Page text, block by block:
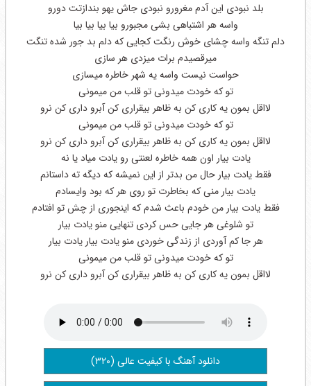
بلد نبودی این آدم مغرورو نبودی جاش یهو بندازتت دورو
واسه هر اشتباهی بشی مجبورو بیا بیا بیا بیا
دلم تنگه واسه چشای خوش رنگت کجایی که دلم بد جور شده تنگت
میرقصیدم برات میزدی هر سازی
حواست نیست واسه یه شهر خاطره میسازی
تو که خودت میدونی تو قلب من میمونی
لااقل بمون یه کاری کن به ظاهر بیقراری کن آبرو داری کن نرو
تو که خودت میدونی تو قلب من میمونی
لااقل بمون یه کاری کن به ظاهر بیقراری کن آبرو داری کن نرو
یادت بیار اون همه خاطره لعنتی رو یادت میاد یا نه
فقط یادت بیار حال من بدتر از این نمیشه که دیگه ته داستانم
یادت بیار منی که بخاطرت تو روی هر که بود وایسادم
فقط یادت بیار من خودم باعث شدم که اینجوری از چش تو افتادم
تو شلوغی هر جایی حس کردی تنهایی منو یادت بیار
هر جا کم آوردی از زندگی خوردی منو یادت بیار یادت بیار
تو که خودت میدونی تو قلب من میمونی
لااقل بمون یه کاری کن به ظاهر بیقراری کن آبرو داری کن نرو
دانلود آهنگ با کیفیت عالی (۳۲۰)